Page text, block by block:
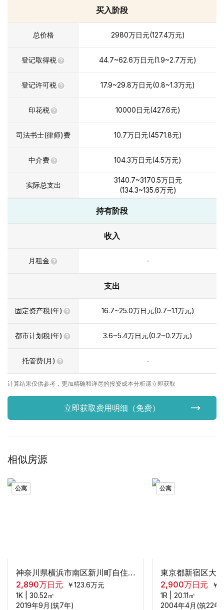
买入阶段
总价格 2980万日元(127.4万元)
登记取得税 44.7~62.6万日元(1.9~2.7万元)
登记许可税 17.9~29.8万日元(0.8~1.3万元)
印花税 10000日元(427.6元)
司法书士(律师)费 10.7万日元(4571.8元)
中介费 104.3万日元(4.5万元)
实际总支出
3140.7~3170.5万日元
(134.3~135.6万元)
持有阶段
收入
月租金 -
支出
固定资产税(年) 16.7~25.0万日元(0.7~1.1万元)
都市计划税(年) 3.6~5.4万日元(0.2~0.2万元)
托管费(月) -
计算结果仅供参考，更加精确和详尽的投资成本分析请立即获取
立即获取费用明细（免费）
相似房源
公寓
神奈川県横浜市南区新川町自住公寓1居室
2,890万日元 ￥123.6万元
1K
30.52㎡
2019年9月(筑7年)
公寓
2,900万日元 ￥
1R |20.11㎡
2004年4月(筑22年)